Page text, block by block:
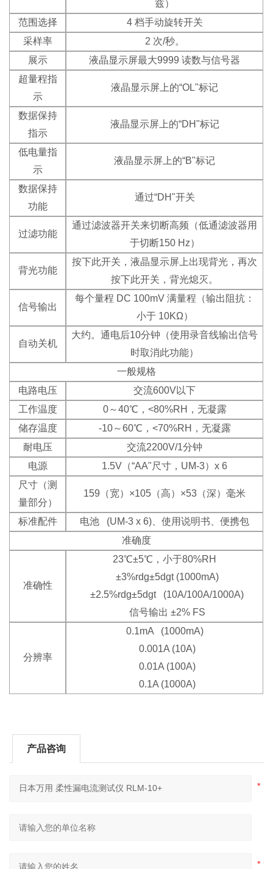
兹）
范围选择
4 档手动旋转开关
采样率
2 次/秒。
展示
液晶显示屏最大9999 读数与信号器
超量程指
示
液晶显示屏上的“OL"标记
数据保持
指示
液晶显示屏上的“DH"标记
低电量指
示
液晶显示屏上的“B"标记
数据保持
功能
通过“DH"开关
过滤功能
通过滤波器开关来切断高频（低通滤波器用
于切断150 Hz）
背光功能
按下此开关，液晶显示屏上出现背光，再次
按下此开关，背光熄灭。
信号输出
每个量程 DC 100mV 满量程（输出阻抗：
小于 10KΩ）
自动关机
大约。通电后10分钟（使用录音线输出信号
时取消此功能）
一般规格
电路电压
交流600V以下
工作温度
0～40℃，<80%RH，无凝露
储存温度
-10～60℃，<70%RH，无凝露
耐电压
交流2200V/1分钟
电源
1.5V（“AA"尺寸，UM-3）x 6
尺寸（测
量部分）
159（宽）×105（高）×53（深）毫米
标准配件
电池 (UM-3 x 6)、使用说明书、便携包
准确度
准确性
23℃±5℃，小于80%RH
±3%rdg±5dgt (1000mA)
±2.5%rdg±5dgt (10A/100A/1000A)
信号输出 ±2% FS
分辨率
0.1mA (1000mA)
0.001A (10A)
0.01A (100A)
0.1A (1000A)
产品咨询